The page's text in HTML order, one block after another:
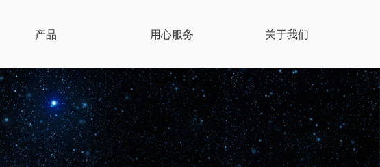
产品 用心服务 关于我们